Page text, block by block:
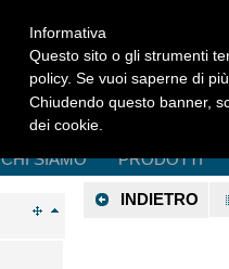
CHI SIAMO PRODOTTI
INDIETRO
Informativa
Questo sito o gli strumenti
policy. Se vuoi saperne di
Chiudendo questo banner,
dei cookie.